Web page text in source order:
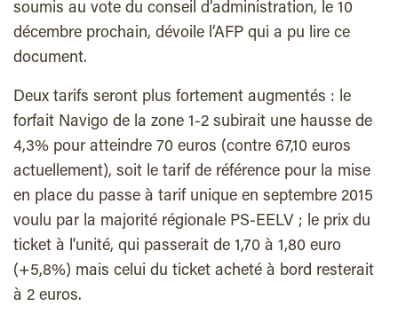
soumis au vote du conseil d’administration, le 10
décembre prochain, dévoile l’AFP qui a pu lire ce
document.
Deux tarifs seront plus fortement augmentés : le
forfait Navigo de la zone 1-2 subirait une hausse de
4,3% pour atteindre 70 euros (contre 67,10 euros
actuellement), soit le tarif de référence pour la mise
en place du passe à tarif unique en septembre 2015
voulu par la majorité régionale PS-EELV ; le prix du
ticket à l'unité, qui passerait de 1,70 à 1,80 euro
(+5,8%) mais celui du ticket acheté à bord resterait
à 2 euros.